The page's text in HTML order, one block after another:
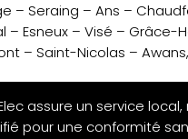
– Seraing – Ans –
– Esneux – Visé – Grâce-
– Saint-Nicolas –
assure un service
pour une conformité